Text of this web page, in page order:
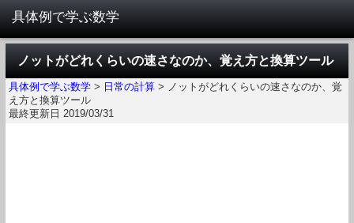
ノットがどれくらいの速さなのか、覚え方と換算ツール
具体例で学ぶ数学 > 日常の計算 > ノットがどれくらいの速さなのか、覚
え方と換算ツール
最終更新日 2019/03/31